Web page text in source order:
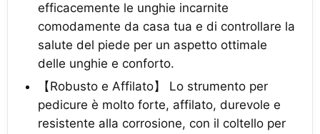
efficacemente le unghie incarnite
comodamente da casa tua e di controllare la
salute del piede per un aspetto ottimale
delle unghie e conforto.
【Robusto e Affilato】 Lo strumento per
pedicure è molto forte, affilato, durevole e
resistente alla corrosione, con il coltello per